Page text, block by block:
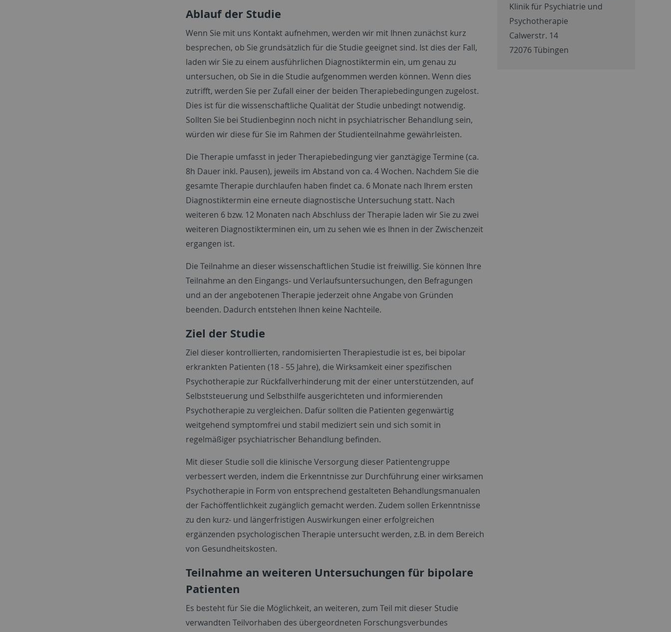
Ablauf der Studie
Wenn Sie mit uns Kontakt aufnehmen, werden wir mit Ihnen zunächst kurz
besprechen, ob Sie grundsätzlich für die Studie geeignet sind. Ist dies der Fall,
laden wir Sie zu einem ausführlichen Diagnostiktermin ein, um genau zu
untersuchen, ob Sie in die Studie aufgenommen werden können. Wenn dies
zutrifft, werden Sie per Zufall einer der beiden Therapiebedingungen zugelost.
Dies ist für die wissenschaftliche Qualität der Studie unbedingt notwendig.
Sollten Sie bei Studienbeginn noch nicht in psychiatrischer Behandlung sein,
würden wir diese für Sie im Rahmen der Studienteilnahme gewährleisten.
Die Therapie umfasst in jeder Therapiebedingung vier ganztägige Termine (ca.
8h Dauer inkl. Pausen), jeweils im Abstand von ca. 4 Wochen. Nachdem Sie die
gesamte Therapie durchlaufen haben findet ca. 6 Monate nach Ihrem ersten
Diagnostiktermin eine erneute diagnostische Untersuchung statt. Nach
weiteren 6 bzw. 12 Monaten nach Abschluss der Therapie laden wir Sie zu zwei
weiteren Diagnostikterminen ein, um zu sehen wie es Ihnen in der Zwischenzeit
ergangen ist.
Die Teilnahme an dieser wissenschaftlichen Studie ist freiwillig. Sie können Ihre
Teilnahme an den Eingangs- und Verlaufsuntersuchungen, den Befragungen
und an der angebotenen Therapie jederzeit ohne Angabe von Gründen
beenden. Dadurch entstehen Ihnen keine Nachteile.
Ziel der Studie
Ziel dieser kontrollierten, randomisierten Therapiestudie ist es, bei bipolar
erkrankten Patienten (18 - 55 Jahre), die Wirksamkeit einer spezifischen
Psychotherapie zur Rückfallverhinderung mit der einer unterstützenden, auf
Selbststeuerung und Selbsthilfe ausgerichteten und informierenden
Psychotherapie zu vergleichen. Dafür sollten die Patienten gegenwärtig
weitgehend symptomfrei und stabil mediziert sein und sich somit in
regelmäßiger psychiatrischer Behandlung befinden.
Mit dieser Studie soll die klinische Versorgung dieser Patientengruppe
verbessert werden, indem die Erkenntnisse zur Durchführung einer wirksamen
Psychotherapie in Form von entsprechend gestalteten Behandlungsmanualen
der Fachöffentlichkeit zugänglich gemacht werden. Zudem sollen Erkenntnisse
zu den kurz- und längerfristigen Auswirkungen einer erfolgreichen
ergänzenden psychologischen Therapie untersucht werden, z.B. in dem Bereich
von Gesundheitskosten.
Teilnahme an weiteren Untersuchungen für bipolare
Patienten
Es besteht für Sie die Möglichkeit, an weiteren, zum Teil mit dieser Studie
verwandten Teilvorhaben des übergeordneten Forschungsverbundes
Klinik für Psychiatrie und
Psychotherapie
Calwerstr. 14
72076 Tübingen